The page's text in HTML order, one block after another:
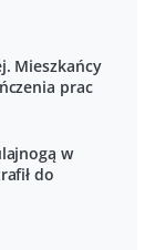
Mieszkańcy
prac
w
do